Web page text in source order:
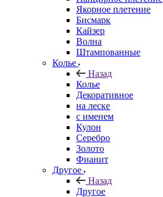
Якорное плетение
Бисмарк
Кайзер
Волна
Штампованные
Колье
Назад
Колье
Декоративное
на леске
с именем
Кулон
Серебро
Золото
Фианит
Другое
Назад
Другое